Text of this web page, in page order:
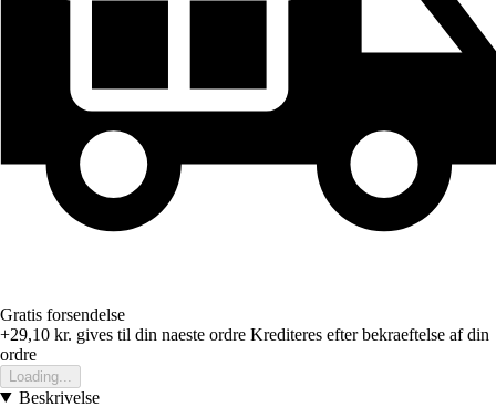
Gratis forsendelse
+29,10 kr. gives til din naeste ordre Krediteres efter bekraeftelse af din
ordre
Loading...
Beskrivelse